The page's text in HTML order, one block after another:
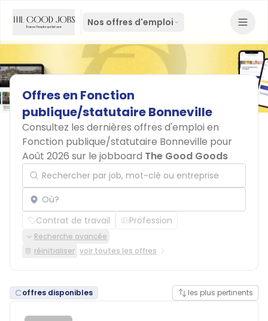
Nos offres d'emploi
Offresen Fonction
publique/statutaireBonneville
Consultez les dernières offres d'emploi en
Fonction publique/statutaire Bonneville pour
Août 2026 sur le jobboard The Good Goods
Rechercher par job, mot-clé ou entreprise
Localisation
Contrat de travail Profession
Recherche avancée
réinitialiser voir toutes les offres
offres disponibles les plus pertinents